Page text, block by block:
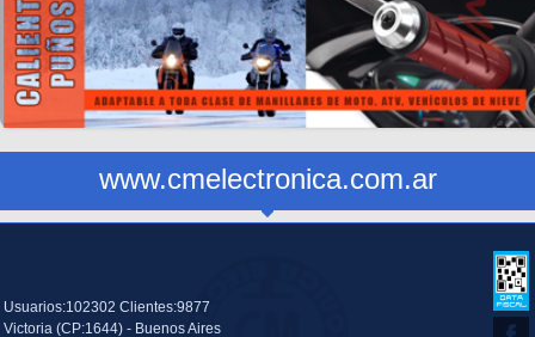
www.cmelectronica.com.ar
Usuarios:102302 Clientes:9877
Victoria (CP:1644) - Buenos Aires